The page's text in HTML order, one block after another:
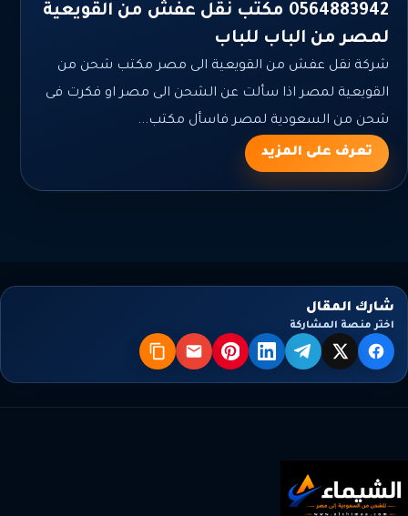
0564883942 مكتب نقل عفش من القويعية
لمصر من الباب للباب
شركة نقل عفش من القويعية الى مصر مكتب شحن من
القويعية لمصر اذا سألت عن الشحن الى مصر او فكرت فى
شحن من السعودية لمصر فاسأل مكتب...
تعرف على المزيد
شارك المقال
اختر منصة المشاركة
فيسبوك
X تيليجراملينكدإنبنترستالبريد نسخ